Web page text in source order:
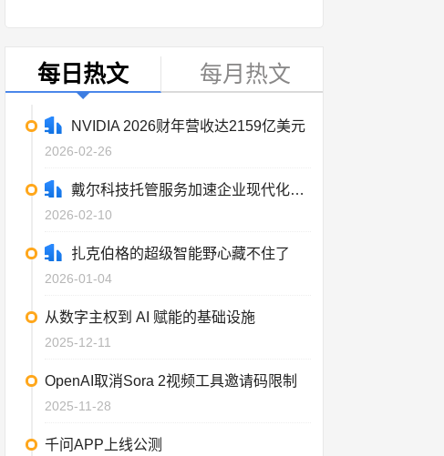
每日热文 每月热文
NVIDIA 2026财年营收达2159亿美元
2026-02-26
戴尔科技托管服务加速企业现代化进程
2026-02-10
扎克伯格的超级智能野心藏不住了
2026-01-04
从数字主权到 AI 赋能的基础设施
2025-12-11
OpenAI取消Sora 2视频工具邀请码限制
2025-11-28
千问APP上线公测